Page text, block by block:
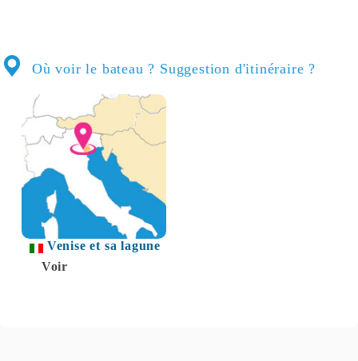
Où voir le bateau ? Suggestion d'itinéraire ?
Venise et sa lagune
Voir